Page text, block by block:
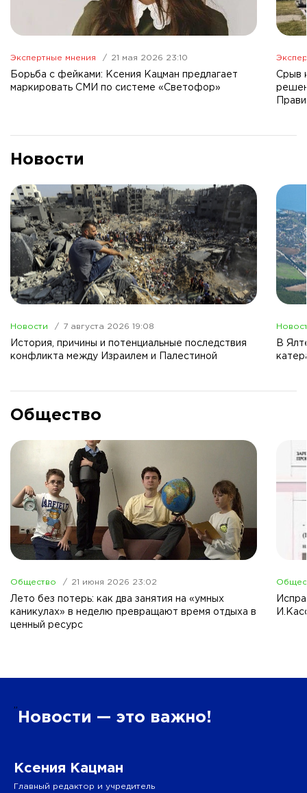
Экспертные мнения 21 мая 2026 23:10
Борьба с фейками: Ксения Кацман предлагает
маркировать СМИ по системе «Светофор»
Срыв
Новости
Новости 7 августа 2026 19:08
История, причины и потенциальные последствия
конфликта между Израилем и Палестиной
В
Общество
Общество 21 июня 2026 23:02
Лето без потерь: как два занятия на «умных
каникулах» в неделю превращают время отдыха в
ценный ресурс
” Новости — это важно!
Ксения Кацман
Главный редактор и учредитель